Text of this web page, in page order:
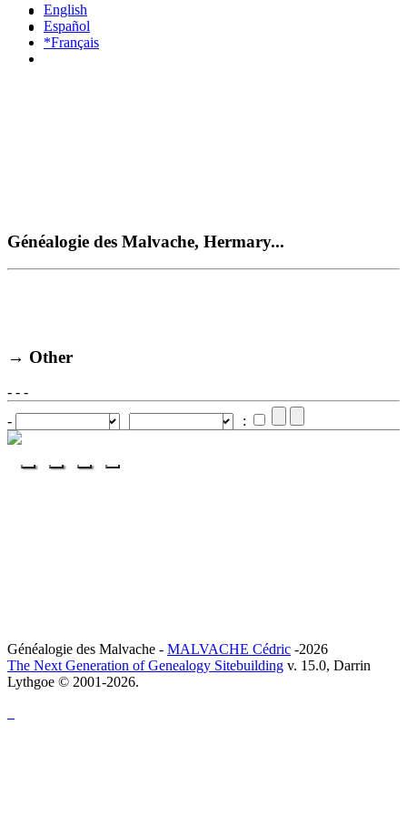
English
Español
*Français
Généalogie des Malvache, Hermary...
→ Other
- - -
-
:
Généalogie des Malvache - MALVACHE Cédric -2026
The Next Generation of Genealogy Sitebuilding v. 15.0, Darrin
Lythgoe © 2001-2026.